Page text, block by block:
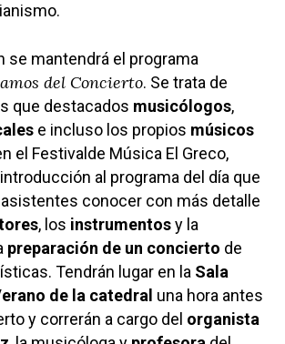
se mantendrá el programa
del Concierto. Se trata de
que destacados musicólogos,
e incluso los propios músicos
el Festivalde Música El Greco,
al programa del día que
conocer con más detalle
, los instrumentosy la
preparación de un concierto de
Tendrán lugar en la Sala
de la catedral una hora antes
y correrán a cargo del organista